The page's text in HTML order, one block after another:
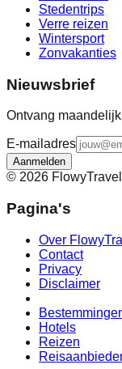
Stedentrips
Verre reizen
Wintersport
Zonvakanties
Nieuwsbrief
Ontvang
E-mailadres
Aanmelden
© 2026
Pagina's
Over
Contact
Privacy
Disclaimer
Hotels
Reizen